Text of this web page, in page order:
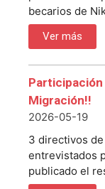
becarios de
Ver más
Migración!!
2026-05-19
3 directivos
entrevistados
publicado el